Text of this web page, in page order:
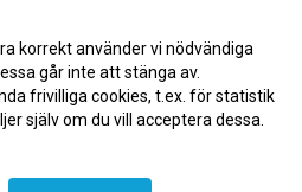
korrekt använder vi nödvändiga
går inte att stänga av.
frivilliga cookies, t.ex. för statistik
själv om du vill acceptera dessa.